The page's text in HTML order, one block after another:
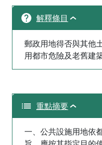
解釋條目
郵政用地得否與其他
用都市危險及老舊建
重點摘要
一、公共設施用地依